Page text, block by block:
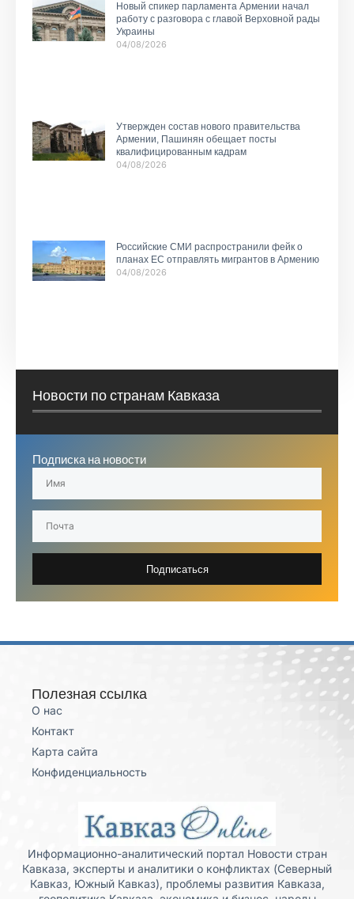
Новый спикер парламента Армении начал
работу с разговора с главой Верховной рады
Украины
04/08/2026
Утвержден состав нового правительства
Армении, Пашинян обещает посты
квалифицированным кадрам
04/08/2026
Российские СМИ распространили фейк о
планах ЕС отправлять мигрантов в Армению
04/08/2026
Новости по странам Кавказа
Подписка на новости
Подписаться
Полезная ссылка
О нас
Контакт
Карта сайта
Конфиденциальность
Информационно-аналитический портал Новости стран
Кавказа, эксперты и аналитики о конфликтах (Северный
Кавказ, Южный Кавказ), проблемы развития Кавказа,